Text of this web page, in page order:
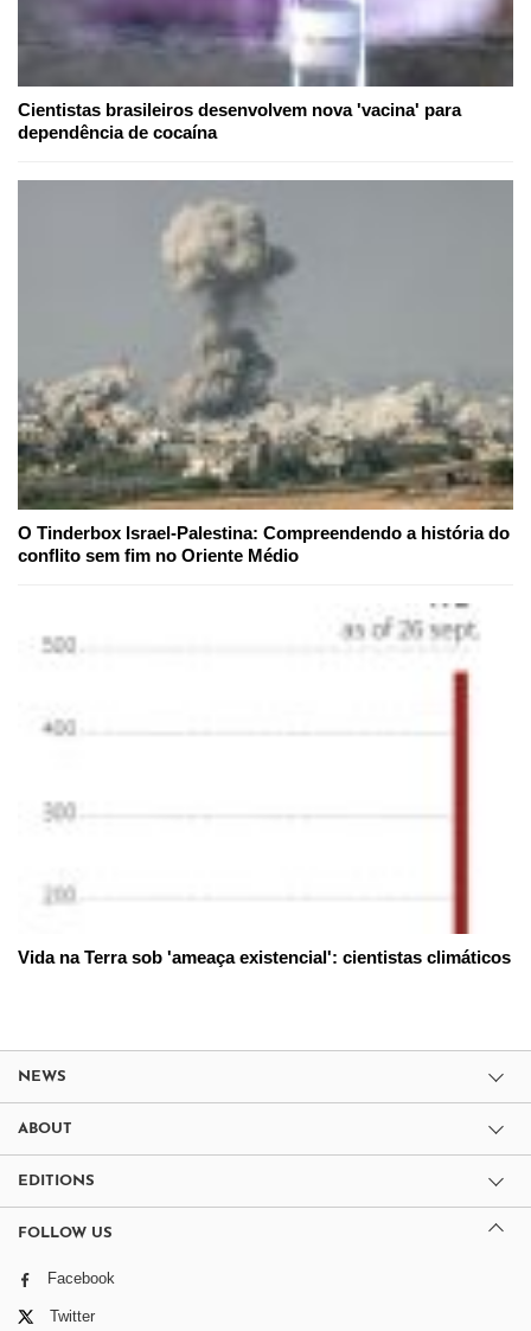
Cientistas brasileiros desenvolvem nova 'vacina' para
dependência de cocaína
O Tinderbox Israel-Palestina: Compreendendo a história do
conflito sem fim no Oriente Médio
Vida na Terra sob 'ameaça existencial': cientistas climáticos
NEWS
ABOUT
EDITIONS
FOLLOW US
Facebook
Twitter